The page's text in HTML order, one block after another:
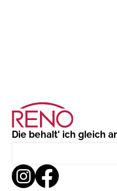
Die behalt' ich gleich